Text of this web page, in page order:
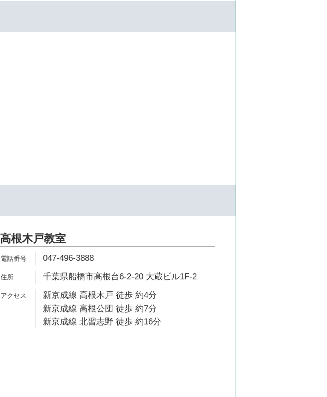
高根木戸教室
047-496-3888
千葉県船橋市高根台6-2-20 大蔵ビル1F-2
新京成線 高根木戸 徒歩 約4分
新京成線 高根公団 徒歩 約7分
新京成線 北習志野 徒歩 約16分